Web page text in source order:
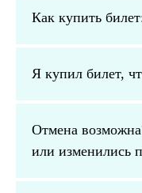
Как купить
Я купил билет,
Отмена
или изменились